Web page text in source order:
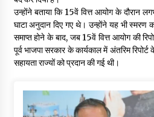
उन्होंने बताया कि 15वें वित्त आयोग के
घाटा अनुदान दिए गए थे। उन्होंने यह भी स्मरण
समाप्त होने के बाद, जब 15वें वित्त आयोग की
पूर्व भाजपा सरकार के कार्यकाल में अंतरिम
सहायता राज्यों को प्रदान की गई थी।